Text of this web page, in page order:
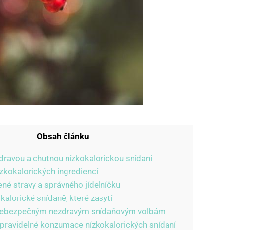
Obsah článku
a chutnou nízkokalorickou snídani
ingrediencí
stravy a správného jídelníčku
snídaně, které zasytí
nezdravým snídaňovým volbám
konzumace nízkokalorických snídaní